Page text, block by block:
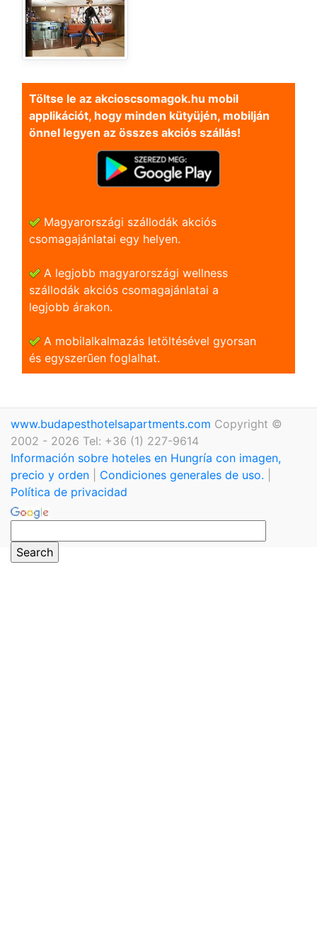
Töltse le az akcioscsomagok.hu mobil
applikációt, hogy minden kütyüjén, mobilján
önnel legyen az összes akciós szállás!
Magyarországi szállodák akciós
csomagajánlatai egy helyen.
A legjobb magyarországi wellness
szállodák akciós csomagajánlatai a
legjobb árakon.
A mobilalkalmazás letöltésével gyorsan
és egyszerũen foglalhat.
www.budapesthotelsapartments.com Copyright ©
2002 - 2026 Tel: +36 (1) 227-9614
Información sobre hoteles en Hungría con imagen,
precio y orden
Condiciones generales de uso.
Política de privacidad